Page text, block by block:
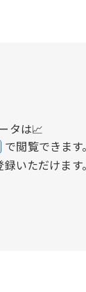
タは📈
で閲覧できます。
いただけます。